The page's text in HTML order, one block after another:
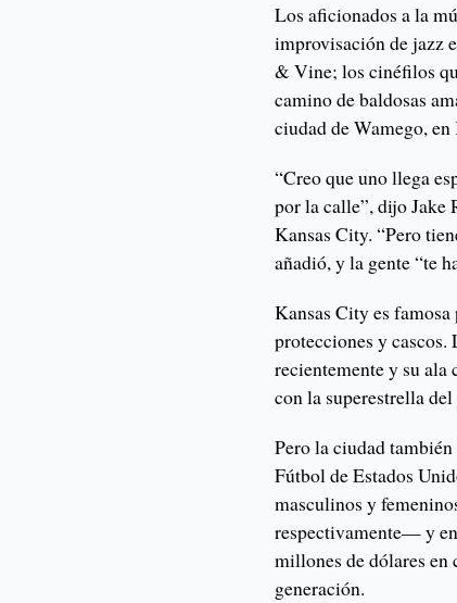
Los aficionados a la
improvisación de jazz
& Vine; los cinéfilos
camino de baldosas
ciudad de Wamego, en
“Creo que uno llega
por la calle”, dijo Jake
Kansas City. “Pero
añadió, y la gente “te
Kansas City es
protecciones y cascos.
recientemente y su
con la superestrella
Pero la ciudad
Fútbol de Estados
masculinos y
respectivamente— y
millones de dólares
generación.